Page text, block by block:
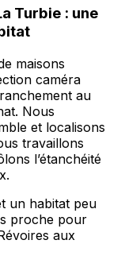
Turbie : une
maisons
caméra
au
Nous
et localisons
travaillons
l’étanchéité
un habitat peu
proche pour
aux